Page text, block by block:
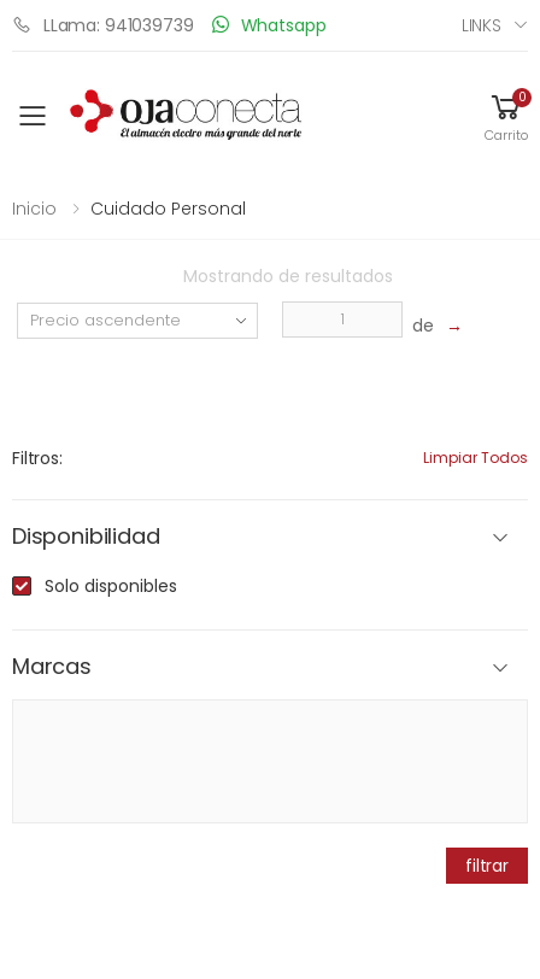
LLama: 941039739 Whatsapp LINKS
Toggle mobile menu
0
Carrito
Inicio Cuidado Personal
Mostrando de resultados
de →
Filtros: Limpiar Todos
Disponibilidad
Solo disponibles
Marcas
filtrar